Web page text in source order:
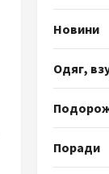
Новини
Одяг,
Поради